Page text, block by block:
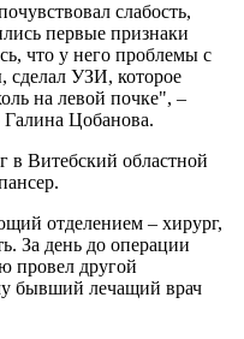
слабость,
первые признаки
что у него проблемы с
сделал УЗИ, которое
на левой почке", –
Галина Цобанова.
в Витебский областной
отделением – хирург,
За день до операции
провел другой
бывший лечащий врач